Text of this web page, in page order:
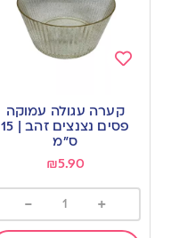
wishlist
קערה עגולה עמוקה
פסים נצנצים זהב | 15
ס”מ
₪5.90
+
-